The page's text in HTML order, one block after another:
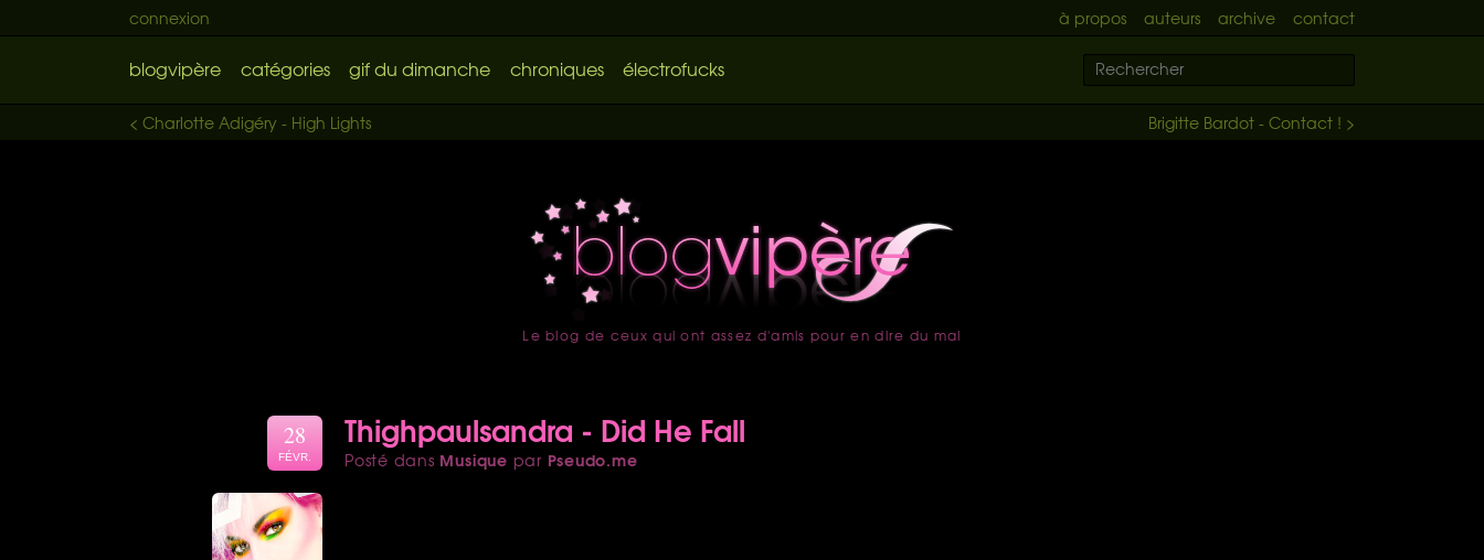
connexion à propos auteurs archive contact
blogvipère catégories gif du dimanche chroniques électrofucks
Brigitte Bardot - Contact ! >
< Charlotte Adigéry - High Lights
accueil
Le blog de ceux qui ont assez d'amis pour en dire du mal
Thighpaulsandra - Did He Fall
Posté dans Musique par Pseudo.me
28
FÉVR.